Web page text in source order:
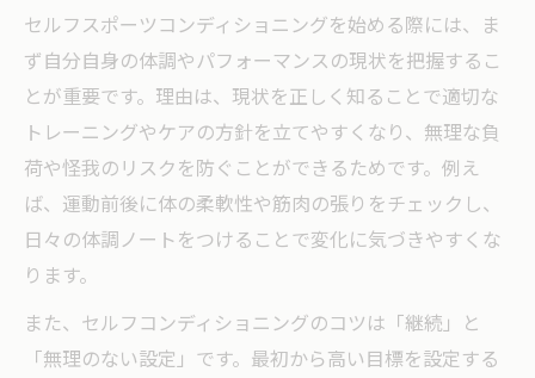
セルフスポーツコンディショニングを始める際には、ま
ず自分自身の体調やパフォーマンスの現状を把握するこ
とが重要です。理由は、現状を正しく知ることで適切な
トレーニングやケアの方針を立てやすくなり、無理な負
荷や怪我のリスクを防ぐことができるためです。例え
ば、運動前後に体の柔軟性や筋肉の張りをチェックし、
日々の体調ノートをつけることで変化に気づきやすくな
ります。
また、セルフコンディショニングのコツは「継続」と
「無理のない設定」です。最初から高い目標を設定する